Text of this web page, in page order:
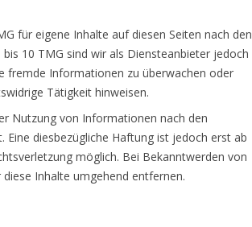
für eigene Inhalte auf diesen Seiten nach den
10 TMG sind wir als Diensteanbieter jedoch
fremde Informationen zu überwachen oder
Tätigkeit hinweisen.
Nutzung von Informationen nach den
diesbezügliche Haftung ist jedoch erst ab
möglich. Bei Bekanntwerden von
Inhalte umgehend entfernen.